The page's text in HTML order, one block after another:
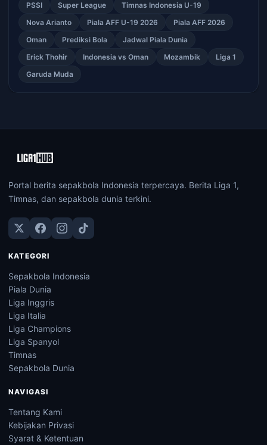
PSSI
Super League
Timnas Indonesia U-19
Nova Arianto
Piala AFF U-19 2026
Piala AFF 2026
Oman
Prediksi Bola
Jadwal Piala Dunia
Erick Thohir
Indonesia vs Oman Mozambik
Liga 1
Garuda Muda
Portal berita sepakbola Indonesia terpercaya. Berita Liga 1,
Timnas, dan sepakbola dunia terkini.
KATEGORI
Sepakbola Indonesia
Piala Dunia
Liga Inggris
Liga Italia
Liga Champions
Liga Spanyol
Timnas
Sepakbola Dunia
NAVIGASI
Tentang Kami
Kebijakan Privasi
Syarat & Ketentuan